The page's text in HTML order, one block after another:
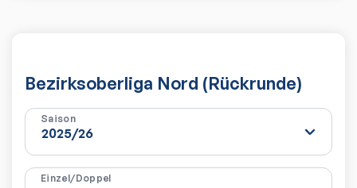
Bezirksoberliga Nord (Rückrunde)
Saison
Einzel/Doppel